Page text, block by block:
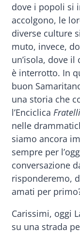
dove i popoli si
accolgono, le
diverse culture
muto, invece,
un’isola, dove
è interrotto. In
buon
una storia che
l’Enciclica
nelle
siamo ancora
sempre per
conversazione
risponderemo,
amati per
Carissimi, oggi
su una strada